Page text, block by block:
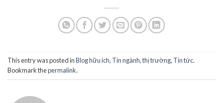
This entry was posted inBlog hữu ích, Tin ngành, thị trường, Tin tức.
Bookmark thepermalink.